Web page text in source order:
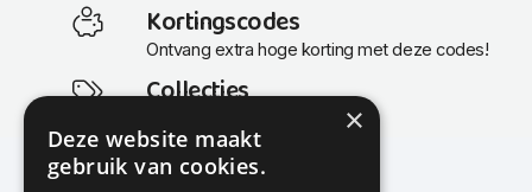
Kortingscodes
Ontvang extra hoge korting met deze codes!
Collecties
Actuele en populaire collecties
×
Deze website maakt
gebruik van cookies.